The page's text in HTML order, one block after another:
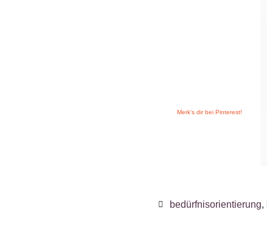
Merk's dir bei Pinterest!
bedürfnisorientierung,